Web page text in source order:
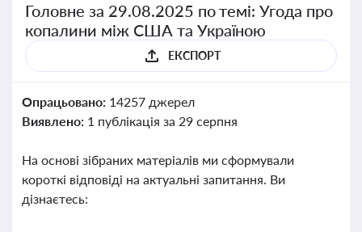
Головне за 29.08.2025 по темі: Угода про
копалини між США та Україною
ЕКСПОРТ
Опрацьовано: 14257 джерел
Виявлено: 1 публікація за 29 серпня
На основі зібраних матеріалів ми сформували
короткі відповіді на актуальні запитання. Ви
дізнаєтесь: